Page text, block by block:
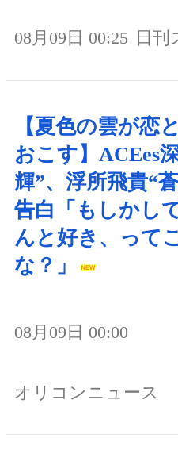
08月09日 00:25 日刊
【夏色の雲が恋
おこす】ACEes
輝”、浮所飛貴“
告白「もしかし
んと好き、って
な？」
08月09日 00:00
オリコンニュース